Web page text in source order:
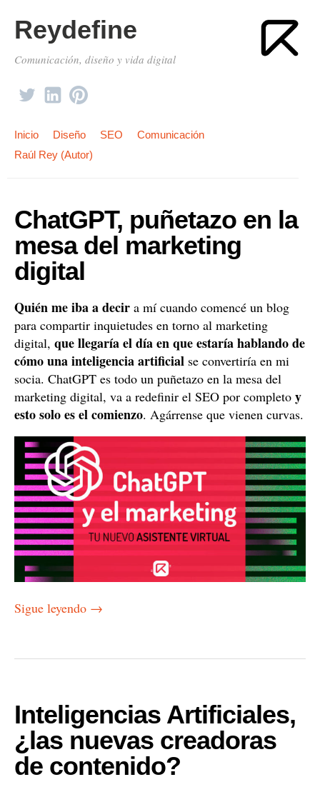
Reydefine
Comunicación, diseño y vida digital
Inicio Diseño SEO
Comunicación
Raúl Rey (Autor)
ChatGPT, puñetazo en la
mesa del marketing
digital
Quién me iba a decir a mí cuando comencé un blog
para compartir inquietudes en torno al marketing
digital, que llegaría el día en que estaría hablando de
cómo una inteligencia artificial se convertiría en mi
socia. ChatGPT es todo un puñetazo en la mesa del
marketing digital, va a redefinir el SEO por completo y
esto solo es el comienzo. Agárrense que vienen curvas.
Sigue leyendo →
Inteligencias Artificiales,
¿las nuevas creadoras
de contenido?